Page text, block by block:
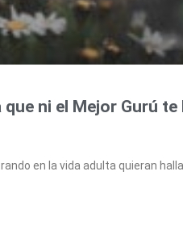
ni el Mejor Gurú te
en la vida adulta quieran